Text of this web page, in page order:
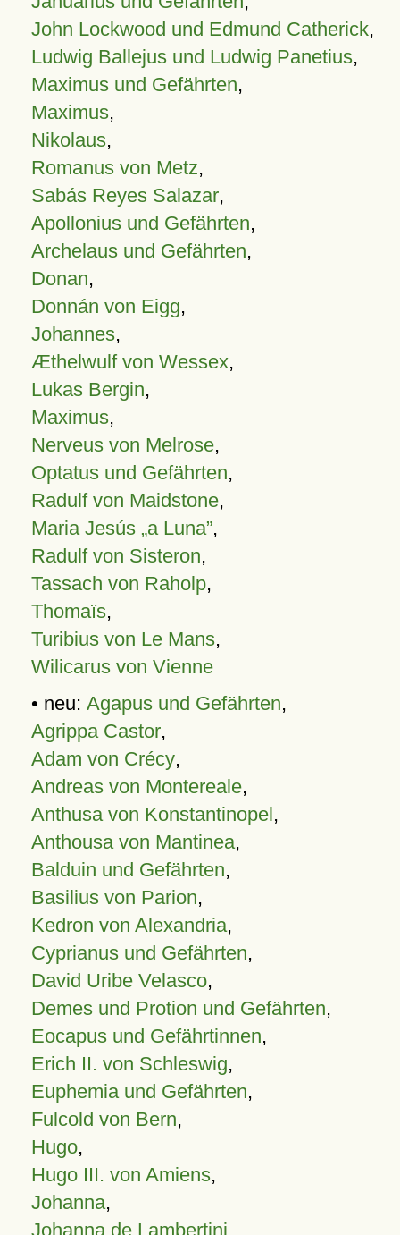
John Lockwood und Edmund Catherick,
Ludwig Ballejus und Ludwig Panetius,
Maximus und Gefährten,
Maximus,
Nikolaus,
Romanus von Metz,
Sabás Reyes Salazar,
Apollonius und Gefährten,
Archelaus und Gefährten,
Donan,
Donnán von Eigg,
Johannes,
Æthelwulf von Wessex,
Lukas Bergin,
Maximus,
Nerveus von Melrose,
Optatus und Gefährten,
Radulf von Maidstone,
Maria Jesús „a Luna”,
Radulf von Sisteron,
Tassach von Raholp,
Thomaïs,
Turibius von Le Mans,
Wilicarus von Vienne
• neu: Agapus und Gefährten,
Agrippa Castor,
Adam von Crécy,
Andreas von Montereale,
Anthusa von Konstantinopel,
Anthousa von Mantinea,
Balduin und Gefährten,
Basilius von Parion,
Kedron von Alexandria,
Cyprianus und Gefährten,
David Uribe Velasco,
Demes und Protion und Gefährten,
Eocapus und Gefährtinnen,
Erich II. von Schleswig,
Euphemia und Gefährten,
Fulcold von Bern,
Hugo,
Hugo III. von Amiens,
Johanna,
Johanna de Lambertini,